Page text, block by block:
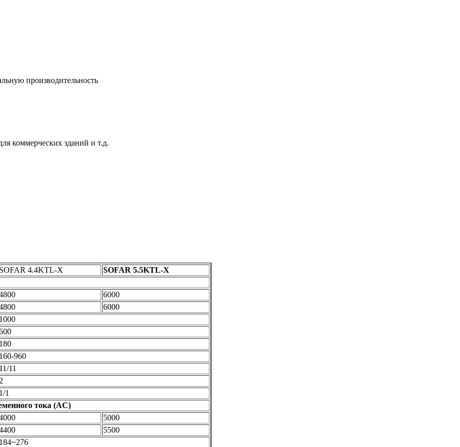
производительность
коммерческих зданий и т.д.
SOFAR 4.4KTL-X
SOFAR 5.5KTL-X
6000
6000
1000
180
160-960
11/11
2
1/1
тока (AC)
5000
5500
184~276